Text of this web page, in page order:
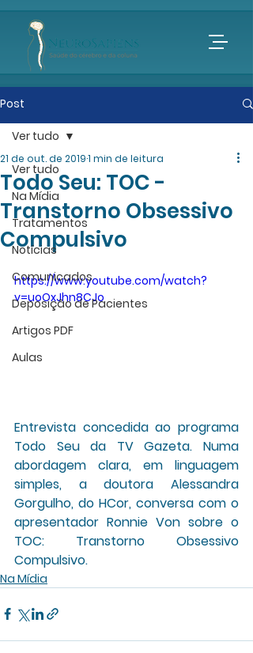
Post
Ver tudo
Na Mídia
Tratamentos
Notícias
Comunicados
Deposição de Pacientes
Artigos PDF
Aulas
Ver tudo
Todo Seu: TOC -
Transtorno Obsessivo
Compulsivo
21 de out. de 20191 min de leitura
https://www.youtube.com/watch?
v=uoOxJhn8CJo
Entrevista concedida ao programa
Todo Seu da TV Gazeta. Numa
abordagem clara, em linguagem
simples, a doutora Alessandra
Gorgulho, do HCor, conversa com o
apresentador Ronnie Von sobre o
TOC: Transtorno Obsessivo
Compulsivo.
Na Mídia